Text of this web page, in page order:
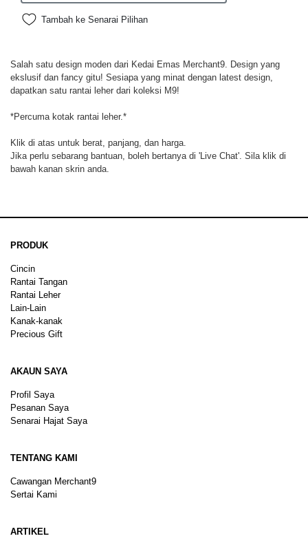
Tambah ke Senarai Pilihan
Salah satu design moden dari Kedai Emas Merchant9. Design yang
ekslusif dan fancy gitu! Sesiapa yang minat dengan latest design,
dapatkan satu rantai leher dari koleksi M9!
*Percuma kotak rantai leher.*
Klik di atas untuk berat, panjang, dan harga.
Jika perlu sebarang bantuan, boleh bertanya di 'Live Chat'. Sila klik di
bawah kanan skrin anda.
PRODUK
Cincin
Rantai Tangan
Rantai Leher
Lain-Lain
Kanak-kanak
Precious Gift
AKAUN SAYA
Profil Saya
Pesanan Saya
Senarai Hajat Saya
TENTANG KAMI
Cawangan Merchant9
Sertai Kami
ARTIKEL